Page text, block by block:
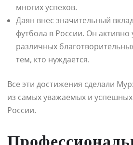
многих успехов.
Даян внес значительный
футбола в России. Он активно
различных
тем, кто нуждается.
Все эти достижения сделали
из самых уважаемых и
России.